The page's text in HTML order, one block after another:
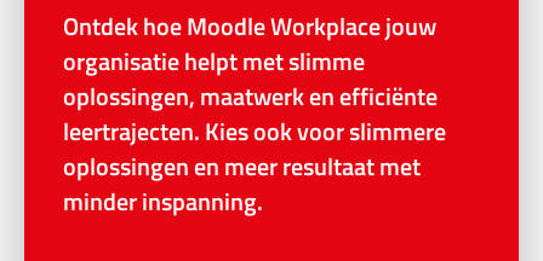
Ontdek hoe Moodle Workplace jouw
organisatie helpt met slimme
oplossingen, maatwerk en efficiënte
leertrajecten. Kies ook voor slimmere
oplossingen en meer resultaat met
minder inspanning.